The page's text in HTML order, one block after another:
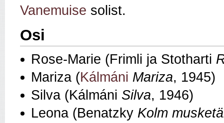
Vanemuise solist.
Osi
Rose‑Marie (Frimli ja Stotharti
Mariza (Kálmáni Mariza, 1945)
Silva (Kálmáni Silva, 1946)
Leona (Benatzky Kolm